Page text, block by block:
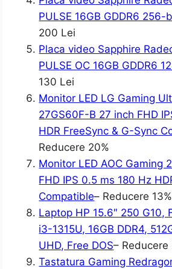
PULSE 16GB GDDR6 256-
200 Lei
Placa video Sapphire
PULSE OC 16GB GDDR6
130 Lei
Monitor LED LG Gaming
27GS60F-B 27 inch FHD
HDR FreeSync & G-Sync
Reducere 20%
Monitor LED AOC Gaming
FHD IPS 0.5 ms 180 Hz
Compatible– Reducere 13%
Laptop HP 15.6″ 250 G10,
i3-1315U, 16GB DDR4,
UHD, Free DOS–
Tastatura Gaming